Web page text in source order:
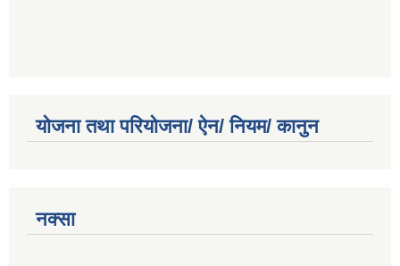
योजना तथा परियोजना/ ऐन/ नियम/ कानुन
नक्सा